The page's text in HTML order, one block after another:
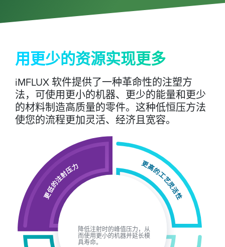
用更少的资源实现更多
iMFLUX 软件提供了一种革命性的注塑方
法，可使用更小的机器、更少的能量和更少
的材料制造高质量的零件。这种低恒压方法
使您的流程更加灵活、经济且宽容。
更高的工艺灵活性
更低的注射压力
更低的注射压力
降低注射时的峰值压力，从
而使用更小的机器并延长模
具寿命。